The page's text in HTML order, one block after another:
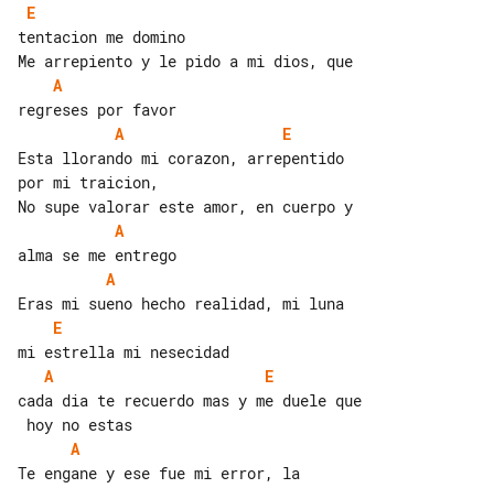
E
tentacion me domino
A
A
E
Esta llorando mi corazon, arrepentido
A
A
E
A
E
cada dia te recuerdo mas y me duele que
A